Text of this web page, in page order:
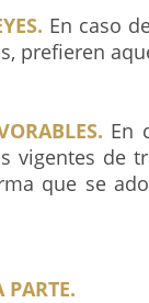
En caso
prefieren
En
vigentes de
que se
PARTE.